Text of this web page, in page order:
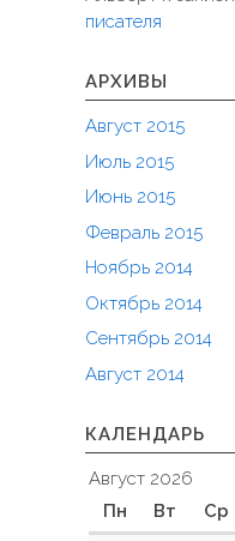
писателя
АРХИВЫ
Август 2015
Июль 2015
Июнь 2015
Февраль 2015
Ноябрь 2014
Октябрь 2014
Сентябрь 2014
Август 2014
КАЛЕНДАРЬ
Август 2026
Пн
Вт Ср